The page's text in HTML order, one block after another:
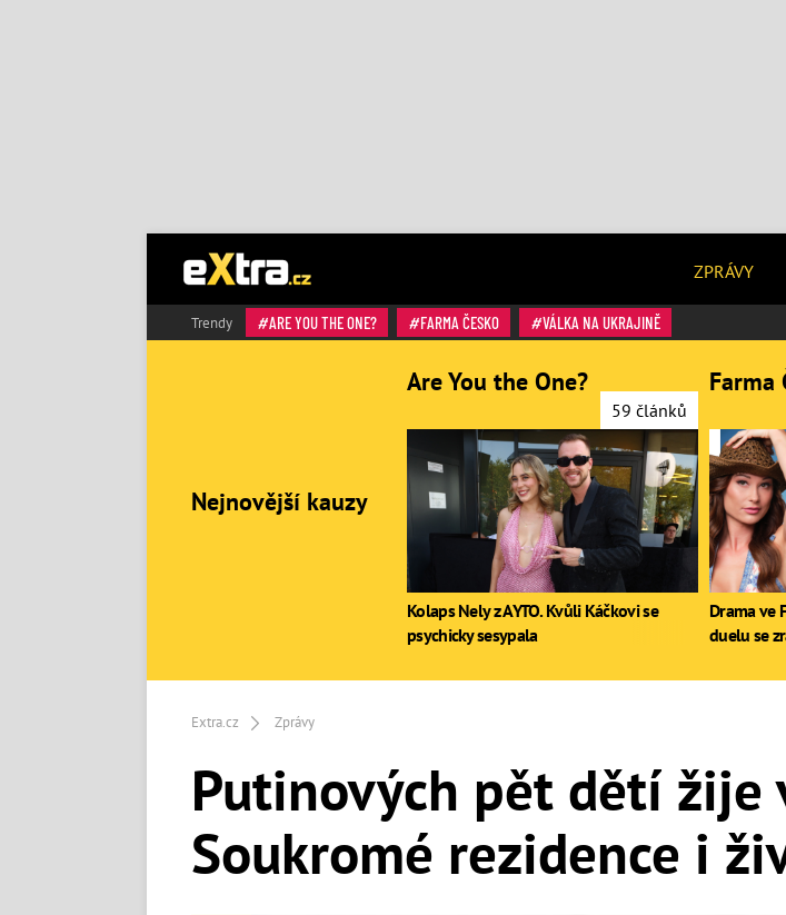
ZPRÁVY
Trendy ARE YOU THE ONE? FARMA ČESKO VÁLKA NA UKRAJINĚ
Extra.cz Zprávy
Putinových pět dětí žije
Soukromé rezidence i
Nejnovější kauzy
Are You the One?
59 článků
Kolaps Nely z AYTO. Kvůli Káčkovi se
psychicky sesypala
Farma
Drama ve
duelu se